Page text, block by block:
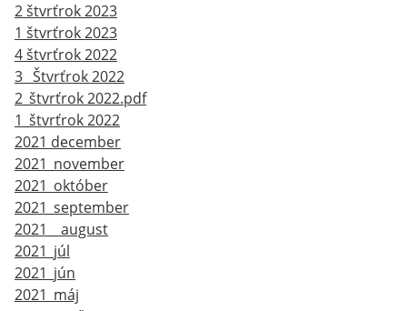
2 štvrťrok 2023
1 štvrťrok 2023
4 štvrťrok 2022
3_ Štvrťrok 2022
2_štvrťrok 2022.pdf
1_štvrťrok 2022
2021 december
2021_november
2021_október
2021_september
2021 _ august
2021_júl
2021_jún
2021_máj